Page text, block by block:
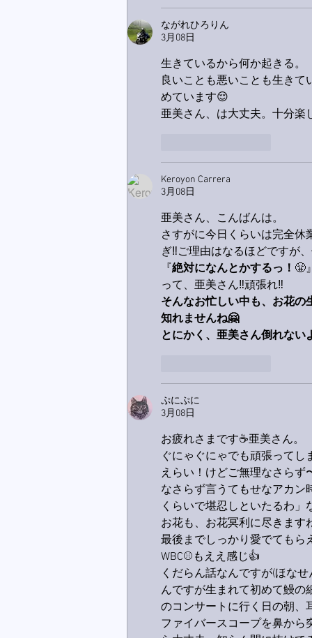
ながれひろりん
3月08日
生きているから何か起きる。
良いことも悪いことも生き
めています😌
亜美さん、は大丈夫。十分楽
Keroyon Carrera
3月08日
亜美さん、こんばんは。
さすがに今日くらいは完全
ぎ‼️ご理由はなるほどですが
『 絶対になんとかするっ！ 😤
って、亜美さん‼️頑張れ‼️
そんなお忙しい中も、お花の
知れませんね🤗
とにかく、亜美さん倒れない
ぷにぷに
3月08日
お疲れさまです☕亜美さん。
ぐにゃぐにゃでも頑張ってし
えらい！けどご無理なさらず
なさらず言うてもせなアカ
くらいで堪忍しといたるわ
お花も、お花冥利に尽きます
最後までしっかり愛でてもら
WBC⚾️もええ感じ👍
くだらん話なんですが(ほな
んですが生まれて初めて鰻
のコンサートに行く日の朝、
ファイバースコープを鼻から